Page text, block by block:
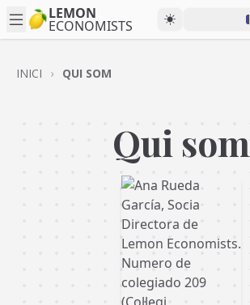
LEMON
ECONOMISTS
INICI QUI SOM
Qui som